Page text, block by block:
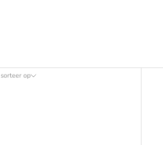
sorteer op